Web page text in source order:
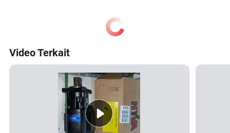
Spesifikasi
Engine WD618/ WD12G
Tempat asal
Cina
610800030083
Video Terkait